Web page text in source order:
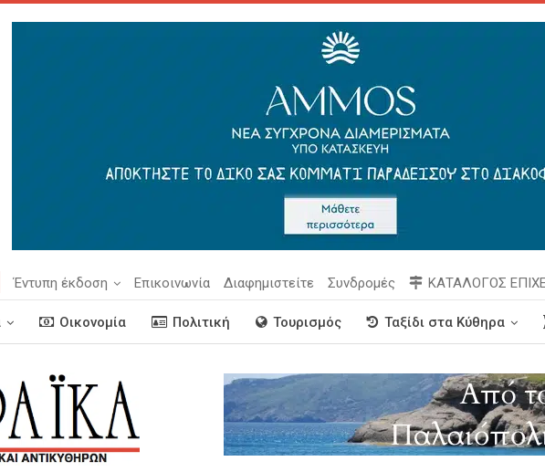
Έντυπη έκδοση Επικοινωνία Διαφημιστείτε Συνδρομές ΚΑΤΑΛΟΓΟΣ
Οικονομία Πολιτική Τουρισμός Ταξίδι στα Κύθηρα